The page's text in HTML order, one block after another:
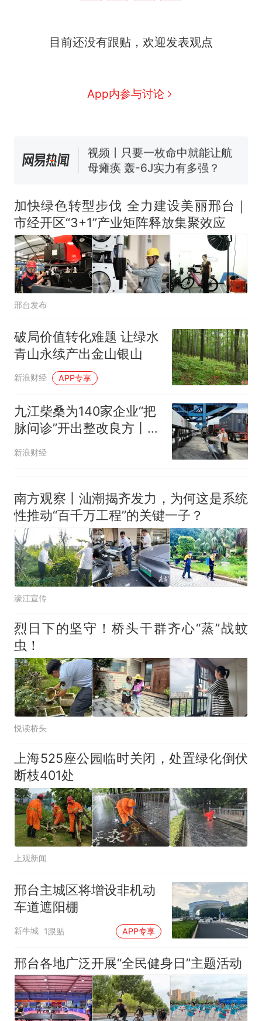
目前还没有跟贴，欢迎发表观点
App内参与讨论
全部作废，公平么？
国大使骑行绕了几乎整个国境
线一圈，还曾两次到中国寻根
搬家报价570元，搬到楼下交
空调24小时开着反而更省电？
电力部门回应
大风力14级
热 十多万人报名的考试，成绩
全部作废，公平么？
加快绿色转型步伐 全力建设美丽邢台｜
市经开区“3+1”产业矩阵释放集聚效应
邢台发布
破局价值转化难题 让绿水
青山永续产出金山银山
新浪财经 APP专享
九江柴桑为140家企业“把
脉问诊”开出整改良方丨图
片新闻
新浪财经
南方观察丨汕潮揭齐发力，为何这是系统
性推动“百千万工程”的关键一子？
濠江宣传
烈日下的坚守！桥头干群齐心“蒸”战蚊
虫！
悦读桥头
上海525座公园临时关闭，处置绿化倒伏
断枝401处
上观新闻
邢台主城区将增设非机动
车道遮阳棚
新牛城 1跟贴 APP专享
邢台各地广泛开展“全民健身日”主题活动